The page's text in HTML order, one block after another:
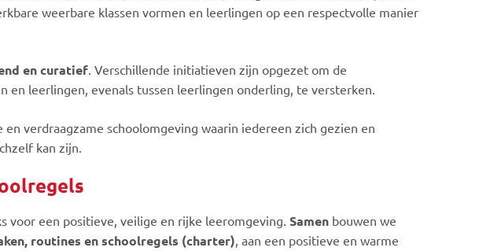
weerbare klassen vormen en leerlingen op een respectvolle manier
en curatief. Verschillende initiatieven zijn opgezet om de
en leerlingen, evenals tussen leerlingen onderling, te versterken.
en verdraagzame schoolomgeving waarin iedereen zich gezien en
kan zijn.
voor een positieve, veilige en rijke leeromgeving. Samen bouwen we
routines en schoolregels (charter), aan een positieve en warme